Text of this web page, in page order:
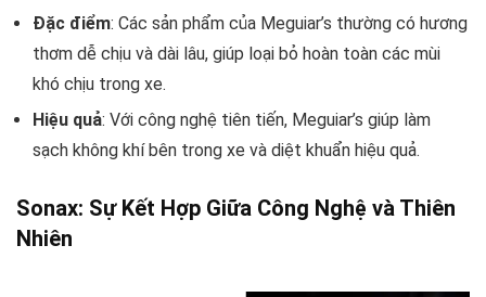
Đặc điểm: Các sản phẩm của Meguiar’s thường có hương
thơm dễ chịu và dài lâu, giúp loại bỏ hoàn toàn các mùi
khó chịu trong xe.
Hiệu quả: Với công nghệ tiên tiến, Meguiar’s giúp làm
sạch không khí bên trong xe và diệt khuẩn hiệu quả.
Sonax: Sự Kết Hợp Giữa Công Nghệ và Thiên
Nhiên